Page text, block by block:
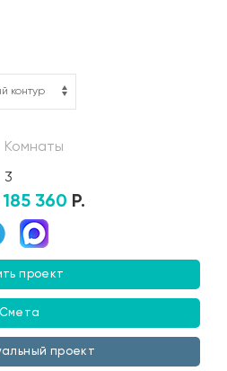
Комнаты
3
185 360 Р.
проект
Смета
проект